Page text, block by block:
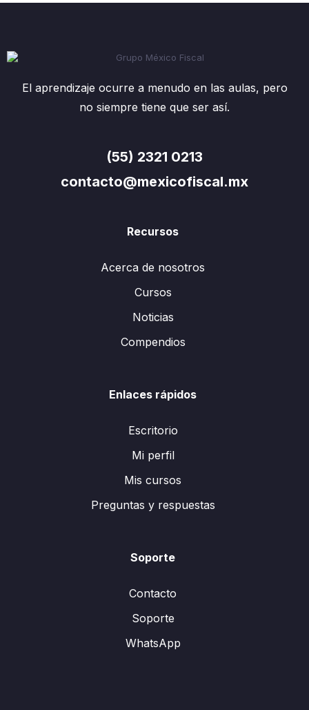
El aprendizaje ocurre a menudo en las aulas, pero
no siempre tiene que ser así.
(55) 2321 0213
contacto@mexicofiscal.mx
Recursos
Acerca de nosotros
Cursos
Noticias
Compendios
Enlaces rápidos
Escritorio
Mi perfil
Mis cursos
Preguntas y respuestas
Soporte
Contacto
Soporte
WhatsApp